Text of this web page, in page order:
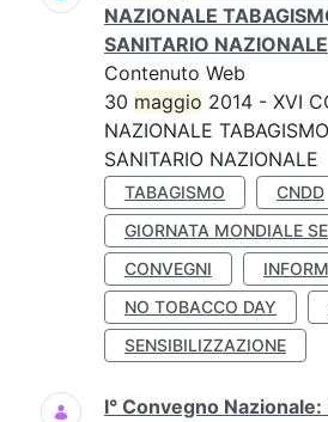
NAZIONALE
SANITARIO NAZIONALE
Contenuto Web
30 maggio 2014 - XVI
NAZIONALE
SANITARIO NAZIONALE
TABAGISMO
CNDD
GIORNATA MONDIALE
CONVEGNI
NO TOBACCO DAY
SENSIBILIZZAZIONE
I° Convegno